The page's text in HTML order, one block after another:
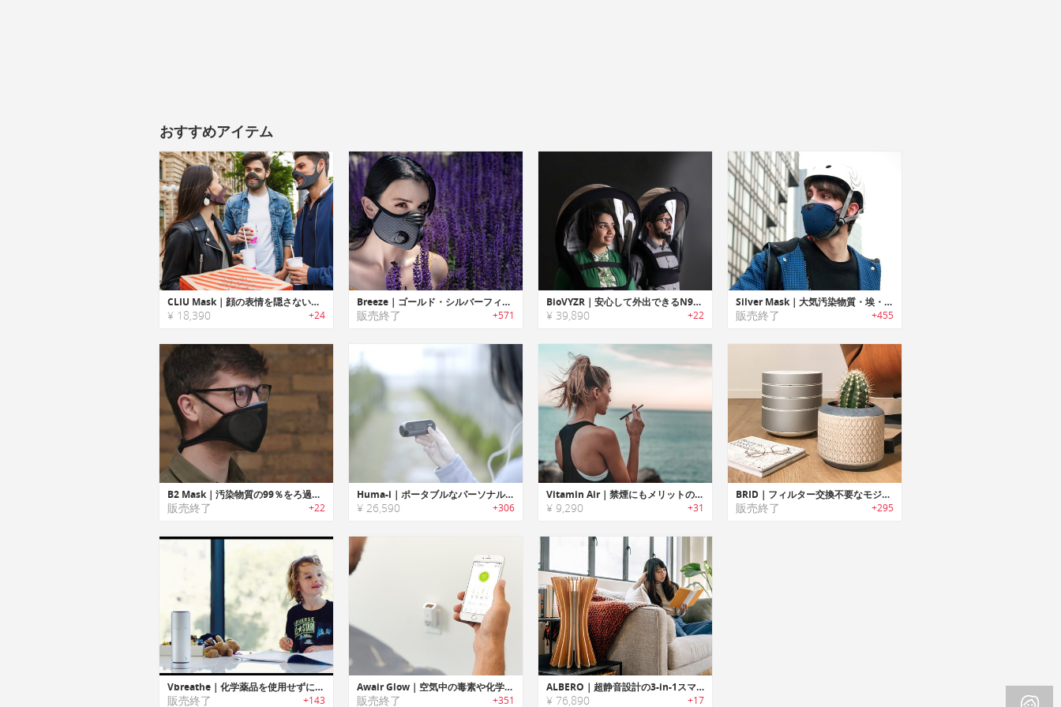
おすすめアイテム
CLIU Mask｜顔の表情を隠さないN99規格/ A.Cフィルター搭載フェイスマスク「クリウマスク」
¥ 18,390 +24
Breeze｜ゴールド・シルバーフィルター搭載クーリングマスク「ブリーズ」
販売終了 +571
BioVYZR｜安心して外出できるN95フィルター搭載アウターレイヤーシールド「バイオバイザー」
¥ 39,890 +22
Silver Mask｜大気汚染物質・埃・花粉・細菌の 4大有害物質からあなたを守るハイパフォーマンスマスク「シルバーマスク」
販売終了 +455
B2 Mask｜汚染物質の99％をろ過・N99レベルの保護を提供する再使用可能なフェイスマスク「B2マスク」
販売終了 +22
Huma-i｜ポータブルなパーソナル空気品質モニターデバイス「ヒューマアイ」
¥ 26,590 +306
Vitamin Air｜禁煙にもメリットのある健康ビタミン吸入スティック「ビタミンエアー」
¥ 9,290 +31
BRID｜フィルター交換不要なモジュール式空気清浄機「ブリッド」
販売終了 +295
Vbreathe｜化学薬品を使用せずにオーガニックエッセンシャルオイルでカビや細菌を除去する空気清浄機「Vブリーズ」
販売終了 +143
Awair Glow｜空気中の毒素や化学物質を追跡し分かりやすくお知らせするエアーモニターシステム「アウェアグロー」
販売終了 +351
ALBERO｜超静音設計の3-in-1スマートナノ空気清浄機「アルベロ」
¥ 76,890 +17